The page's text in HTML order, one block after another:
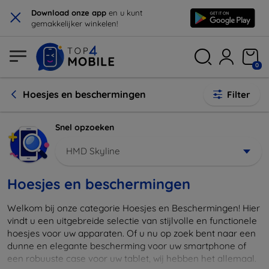
× Download onze app en u kunt
gemakkelijker winkelen!
0
Hoesjes en beschermingen Filter
Snel opzoeken
HMD Skyline
Hoesjes en beschermingen
Welkom bij onze categorie Hoesjes en Beschermingen! Hier
vindt u een uitgebreide selectie van stijlvolle en functionele
hoesjes voor uw apparaten. Of u nu op zoek bent naar een
dunne en elegante bescherming voor uw smartphone of
een robuuste case voor uw tablet, wij hebben het allemaal.